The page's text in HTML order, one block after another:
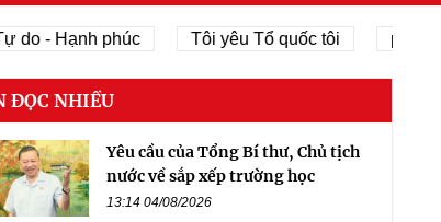
do - Hạnh phúc Tôi yêu Tổ quốc tôi phát
ĐỌC NHIỀU
Yêu cầu của Tổng Bí thư, Chủ tịch
nước về sắp xếp trường học
13:14 04/08/2026